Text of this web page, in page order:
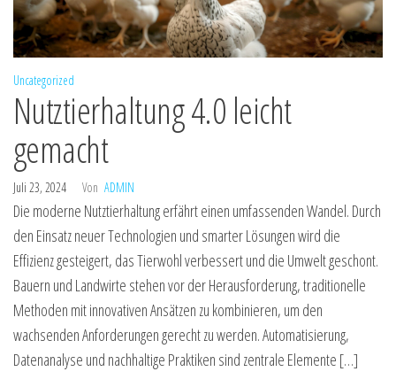
Uncategorized
Nutztierhaltung 4.0 leicht
gemacht
Juli 23, 2024 Von ADMIN
Die moderne Nutztierhaltung erfährt einen umfassenden Wandel. Durch
den Einsatz neuer Technologien und smarter Lösungen wird die
Effizienz gesteigert, das Tierwohl verbessert und die Umwelt geschont.
Bauern und Landwirte stehen vor der Herausforderung, traditionelle
Methoden mit innovativen Ansätzen zu kombinieren, um den
wachsenden Anforderungen gerecht zu werden. Automatisierung,
Datenanalyse und nachhaltige Praktiken sind zentrale Elemente […]